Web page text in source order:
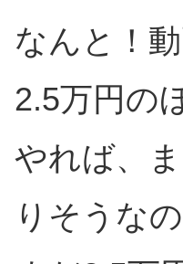
なんと！
2.5万円の
やれば、
りそうな